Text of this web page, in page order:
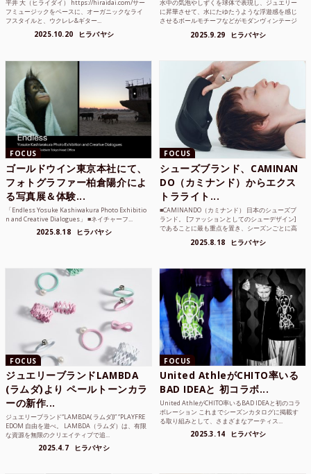
平井 大（ヒライダイ） https://hiraidai.com/サー
フミュージックをベースに、オーガニックなライ
フスタイルと、ウクレレ&ギター...
2025.10.20 ヒラバヤシ
水中の気泡やしずくを球体で表現し、ジュエリー
に昇華させて、水にたゆたうような浮遊感を感じ
させるボールモチーフなどがモダンヴィンテージ
2025.9.29 ヒラバヤシ
FOCUS
ゴールドウイン東京本社にて、
フォトグラファー柏倉陽介によ
る写真展＆体験...
「Endless Yosuke Kashiwakura Photo Exhibitio
n and Creative Dialogues」 ■ネイチャーフ...
2025.8.18 ヒラバヤシ
FOCUS
シューズブランド、CAMINAN
DO（カミナンド）からエクス
トラライト...
■CAMINANDO（カミナンド） 日本のシューズブ
ランド。 [ファッションとしてのシューデザイン]
であることに最も重点を置き、シーズンごとに高
2025.8.18 ヒラバヤシ
FOCUS
ジュエリーブランドLAMBDA
(ラムダ)より ペールトーンカラ
ーの新作...
ジュエリーブランド“LAMBDA( ラムダ))” “PLAYFRE
EDOM 自由を遊べ。 LAMBDA（ラムダ）は、有限
な資源を無限のクリエイティブで追...
2025.4.7 ヒラバヤシ
FOCUS
United AthleがCHITO率いる
BAD IDEAと 初コラボ...
United AthleがCHITO率いるBAD IDEAと初のコラ
ボレーション これまでシーズンカタログに掲載す
る取り組みとして、さまざまなアーティス...
2025.3.14 ヒラバヤシ